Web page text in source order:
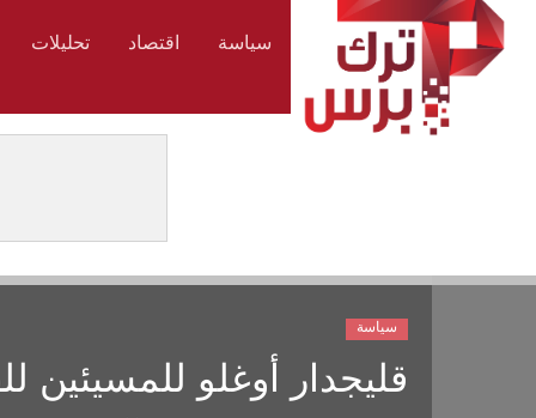
سياسة اقتصاد تحليلات
قليجدار أوغلو للمسيئين
سياسة